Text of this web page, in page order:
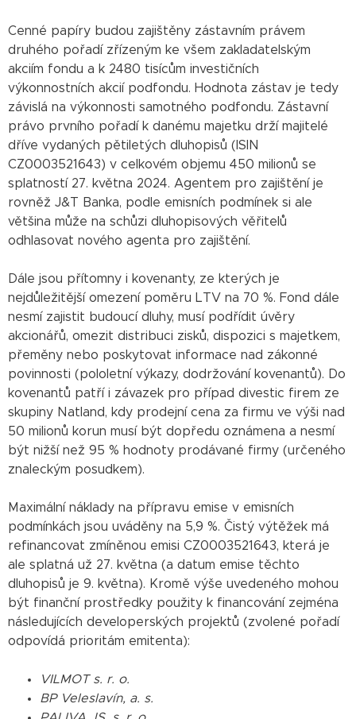
Cenné papíry budou zajištěny zástavním právem
druhého pořadí zřízeným ke všem zakladatelským
akciím fondu a k 2480 tisícům investičních
výkonnostních akcií podfondu. Hodnota zástav je tedy
závislá na výkonnosti samotného podfondu. Zástavní
právo prvního pořadí k danému majetku drží majitelé
dříve vydaných pětiletých dluhopisů (ISIN
CZ0003521643) v celkovém objemu 450 milionů se
splatností 27. května 2024. Agentem pro zajištění je
rovněž J&T Banka, podle emisních podmínek si ale
většina může na schůzi dluhopisových věřitelů
odhlasovat nového agenta pro zajištění.
Dále jsou přítomny i kovenanty, ze kterých je
nejdůležitější omezení poměru LTV na 70 %. Fond dále
nesmí zajistit budoucí dluhy, musí podřídit úvěry
akcionářů, omezit distribuci zisků, dispozici s majetkem,
přeměny nebo poskytovat informace nad zákonné
povinnosti (pololetní výkazy, dodržování kovenantů). Do
kovenantů patří i závazek pro případ divestic firem ze
skupiny Natland, kdy prodejní cena za firmu ve výši nad
50 milionů korun musí být dopředu oznámena a nesmí
být nižší než 95 % hodnoty prodávané firmy (určeného
znaleckým posudkem).
Maximální náklady na přípravu emise v emisních
podmínkách jsou uváděny na 5,9 %. Čistý výtěžek má
refinancovat zmíněnou emisi CZ0003521643, která je
ale splatná už 27. května (a datum emise těchto
dluhopisů je 9. května). Kromě výše uvedeného mohou
být finanční prostředky použity k financování zejména
následujících developerských projektů (zvolené pořadí
odpovídá prioritám emitenta):
VILMOT s. r. o.
BP Veleslavín, a. s.